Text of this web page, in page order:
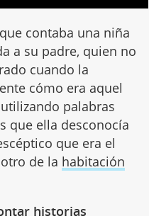
contaba una niña
a su padre, quien no
cuando la
cómo era aquel
palabras
que ella desconocía
que era el
de la habitación
historias